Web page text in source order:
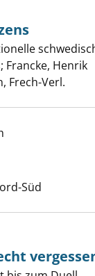
Schnitzens
; Francke, Henrik
Frech-Verl.
anzeigen
Süd